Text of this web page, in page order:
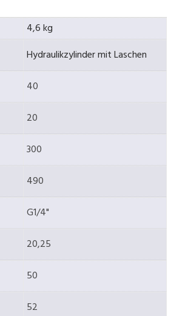
4,6 kg
Hydraulikzylinder mit Laschen
40
20
300
490
G1/4"
20,25
50
52